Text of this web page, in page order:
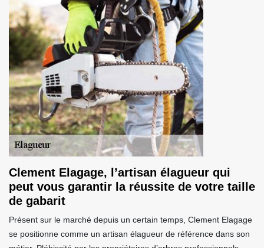
Clement Elagage, l’artisan élagueur qui
peut vous garantir la réussite de votre taille
de gabarit
Présent sur le marché depuis un certain temps, Clement Elagage
se positionne comme un artisan élagueur de référence dans son